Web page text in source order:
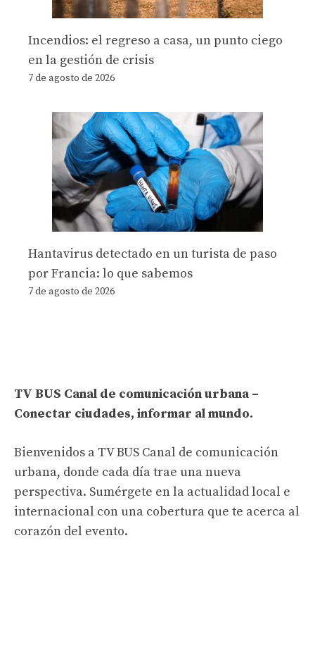
Incendios: el regreso a casa, un punto ciego
en la gestión de crisis
7 de agosto de 2026
Hantavirus detectado en un turista de paso
por Francia: lo que sabemos
7 de agosto de 2026
TV BUS Canal de comunicación urbana –
Conectar ciudades, informar al mundo.
Bienvenidos a TV BUS Canal de comunicación
urbana, donde cada día trae una nueva
perspectiva. Sumérgete en la actualidad local e
internacional con una cobertura que te acerca al
corazón del evento.